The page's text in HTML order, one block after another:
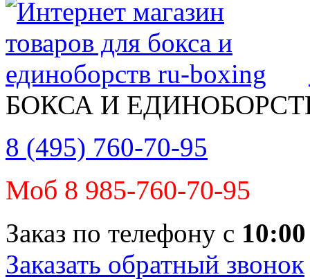
БОКСА И
8 (495) 760-70-95
Моб 8 985-760-70-95
Заказ по телефону с 10:00
Заказать обратный звонок